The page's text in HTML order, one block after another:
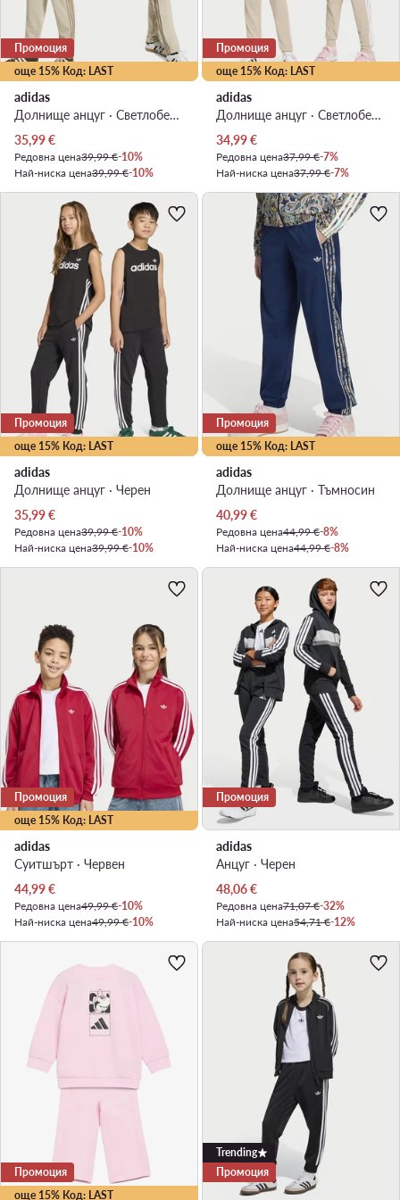
още 15% Код: LAST
Промоция
adidas
Долнище анцуг · Светлобежов
Актуална цена
35,99€
Редовна цена39,99 €-10%
Най-ниска цена39,99 €-10%
още 15% Код: LAST
Промоция
adidas
Долнище анцуг · Светлобежов
Актуална цена
34,99€
Редовна цена37,99 €-7%
Най-ниска цена37,99 €-7%
още 15% Код: LAST
Промоция
adidas
Долнище анцуг · Черен
Актуална цена
35,99€
Редовна цена39,99 €-10%
Най-ниска цена39,99 €-10%
още 15% Код: LAST
Промоция
adidas
Долнище анцуг · Тъмносин
Актуална цена
40,99€
Редовна цена44,99 €-8%
Най-ниска цена44,99 €-8%
още 15% Код: LAST
Промоция
adidas
Суитшърт · Червен
Актуална цена
44,99€
Редовна цена49,99 €-10%
Най-ниска цена49,99 €-10%
Промоция
adidas
Анцуг · Черен
Актуална цена
48,06€
Редовна цена71,07 €-32%
Най-ниска цена54,71 €-12%
още 15% Код: LAST
Промоция
Trending
Промоция